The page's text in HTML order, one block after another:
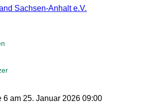
6 am 25. Januar 2026 09:00